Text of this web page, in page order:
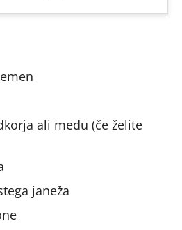
ali medu (če želite
janeža